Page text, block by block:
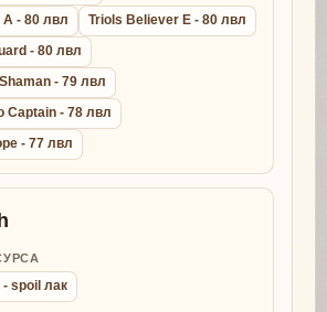
- 80 лвл
Triols Believer E - 80 лвл
- 80 лвл
- 79 лвл
Captain - 78 лвл
- 77 лвл
spoil лак